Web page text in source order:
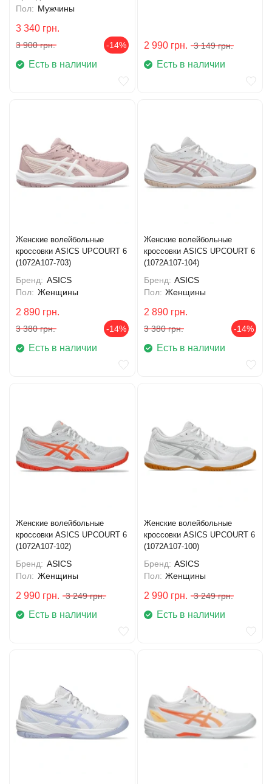
Пол: Мужчины
3 340 грн.
3 900 грн. -14%
Есть в наличии
2 990 грн. 3 149 грн.
Есть в наличии
Женские волейбольные
кроссовки ASICS UPCOURT 6
(1072A107-703)
Бренд: ASICS
Пол: Женщины
2 890 грн.
3 380 грн. -14%
Есть в наличии
Женские волейбольные
кроссовки ASICS UPCOURT 6
(1072A107-104)
Бренд: ASICS
Пол: Женщины
2 890 грн.
3 380 грн. -14%
Есть в наличии
Женские волейбольные
кроссовки ASICS UPCOURT 6
(1072A107-102)
Бренд: ASICS
Пол: Женщины
2 990 грн. 3 249 грн.
Есть в наличии
Женские волейбольные
кроссовки ASICS UPCOURT 6
(1072A107-100)
Бренд: ASICS
Пол: Женщины
2 990 грн. 3 249 грн.
Есть в наличии